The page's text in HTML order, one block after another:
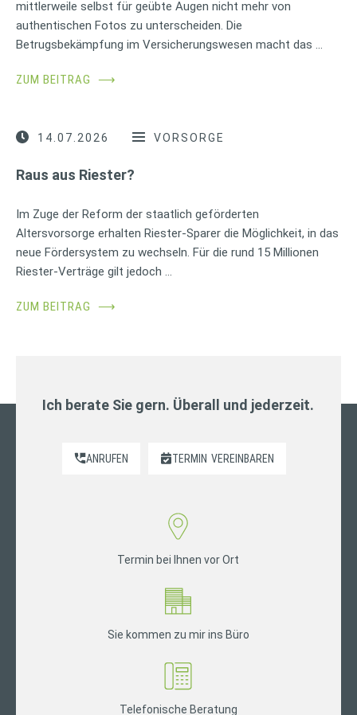
mittlerweile selbst für geübte Augen nicht mehr von
authentischen Fotos zu unterscheiden. Die
Betrugsbekämpfung im Versicherungswesen macht das …
ZUM BEITRAG ⟶
14.07.2026 VORSORGE
Raus aus Riester?
Im Zuge der Reform der staatlich geförderten
Altersvorsorge erhalten Riester-Sparer die Möglichkeit, in das
neue Fördersystem zu wechseln. Für die rund 15 Millionen
Riester-Verträge gilt jedoch …
ZUM BEITRAG ⟶
Ich berate Sie gern. Überall und jederzeit.
ANRUFEN TERMIN VEREINBAREN
Termin bei Ihnen vor Ort
Sie kommen zu mir ins Büro
Telefonische Beratung